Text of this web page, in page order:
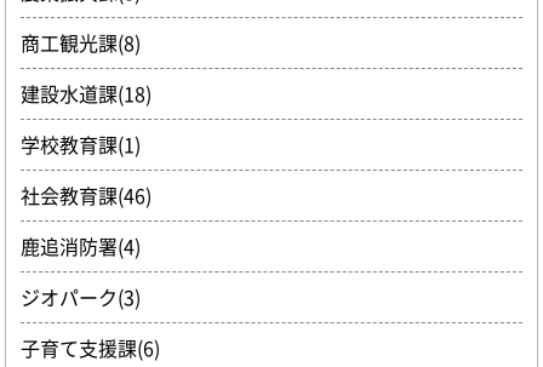
商工観光課(8)
建設水道課(18)
学校教育課(1)
社会教育課(46)
鹿追消防署(4)
ジオパーク(3)
子育て支援課(6)